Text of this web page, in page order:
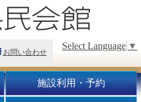
Select Language ▼
お問い合わせ
施設利用・予約